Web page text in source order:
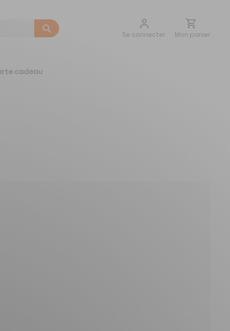
Se connecter
Aller
Mon panier
cadeau